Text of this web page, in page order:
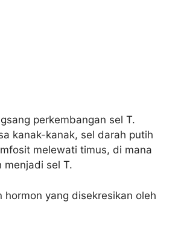
perkembangan sel T.
kanak-kanak, sel darah putih
melewati timus, di mana
menjadi sel T.
hormon yang disekresikan oleh